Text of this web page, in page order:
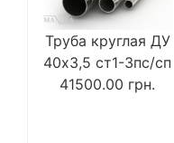
Труба круглая ДУ
40х3,5 ст1-3пс/сп
41500.00 грн.